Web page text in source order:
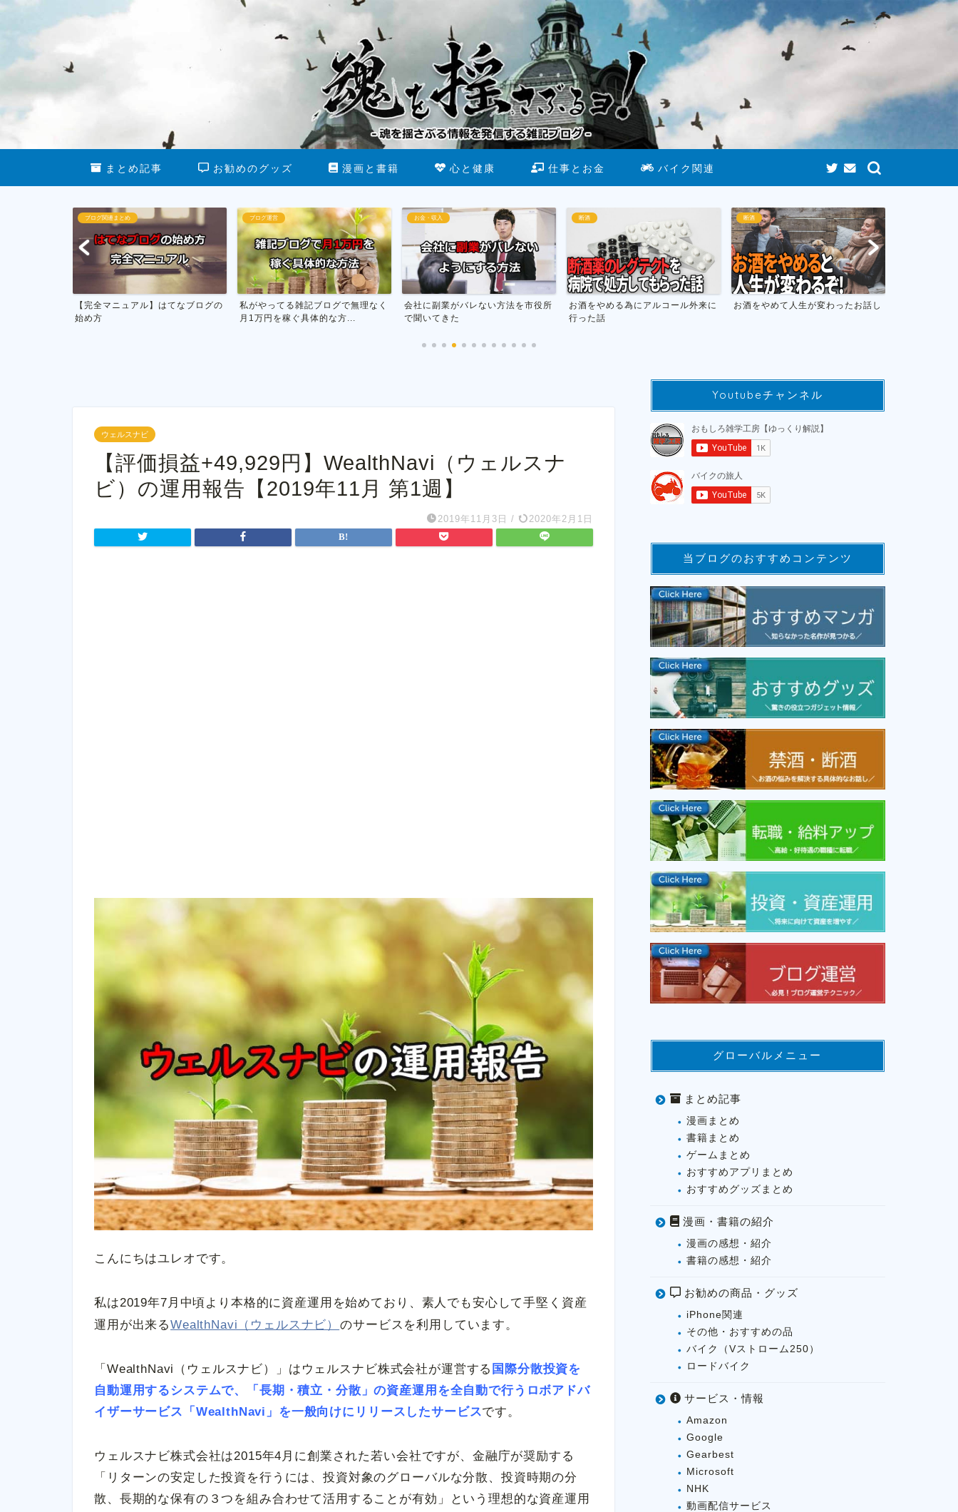
まとめ記事 お勧めのグッズ 漫画と書籍 心と健康 仕事とお金 バイク関連
ブログ関連まとめ
【完全マニュアル】はてなブログの
始め方
ブログ運営
私がやってる雑記ブログで無理なく
月1万円を稼ぐ具体的な方...
お金・収入
会社に副業がバレない方法を市役所
で聞いてきた
断酒
お酒をやめる為にアルコール外来に
行った話
断酒
お酒をやめて人生が変わったお話し
ウェルスナビ
【評価損益+49,929円】WealthNavi（ウェルスナ
ビ）の運用報告【2019年11月 第1週】
2019年11月3日 / 2020年2月1日
こんにちはユレオです。
私は2019年7月中頃より本格的に資産運用を始めており、素人でも安心して手堅く資産
運用が出来るWealthNavi（ウェルスナビ） のサービスを利用しています。
「WealthNavi（ウェルスナビ）」はウェルスナビ株式会社が運営する 国際分散投資を
自動運用するシステムで、「長期・積立・分散」の資産運用を全自動で行うロボアドバ
イザーサービス「WealthNavi」を一般向けにリリースしたサービスです。
ウェルスナビ株式会社は2015年4月に創業された若い会社ですが、金融庁が奨励する
「リターンの安定した投資を行うには、投資対象のグローバルな分散、投資時期の分
散、長期的な保有の３つを組み合わせて活用することが有効」という理想的な資産運用
Youtubeチャンネル
当ブログのおすすめコンテンツ
グローバルメニュー
まとめ記事
漫画まとめ
書籍まとめ
ゲームまとめ
おすすめアプリまとめ
おすすめグッズまとめ
漫画・書籍の紹介
漫画の感想・紹介
書籍の感想・紹介
お勧めの商品・グッズ
iPhone関連
その他・おすすめの品
バイク（Vストローム250）
ロードバイク
サービス・情報
Amazon
Google
Gearbest
Microsoft
NHK
動画配信サービス